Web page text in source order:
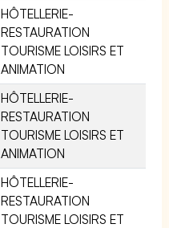
HÔTELLERIE-
RESTAURATION
TOURISME LOISIRS ET
ANIMATION
HÔTELLERIE-
RESTAURATION
TOURISME LOISIRS ET
ANIMATION
HÔTELLERIE-
RESTAURATION
TOURISME LOISIRS ET